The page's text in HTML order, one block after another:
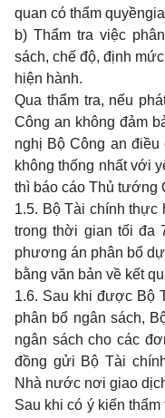
quan có thẩm
b) Thẩm tra việc
sách, chế độ, định
hiện hành.
Qua thẩm tra, nếu
Công an không đảm
nghị Bộ Công an
không thống nhất với
thì báo cáo Thủ tướng
1.5. Bộ Tài chính thực
trong thời gian tối đa
phương án phân bổ
bằng văn bản về kết
1.6. Sau khi được Bộ
phân bổ ngân sách,
ngân sách cho các
đồng gửi Bộ Tài
Nhà nước nơi giao
Sau khi có ý kiến